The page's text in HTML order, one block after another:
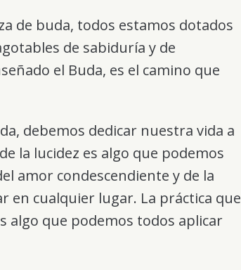
de buda, todos estamos dotados
de sabiduría y de
el Buda, es el camino que
debemos dedicar nuestra vida a
la lucidez es algo que podemos
amor condescendiente y de la
en cualquier lugar. La práctica que
algo que podemos todos aplicar